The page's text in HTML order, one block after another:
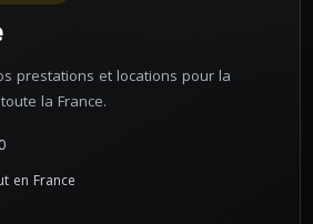
prestations et locations pour la
la France.
en France